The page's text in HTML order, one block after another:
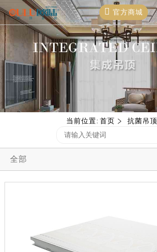
官方商城
当前位置: 首页 抗菌吊顶
全部